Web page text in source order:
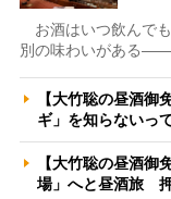
お酒はいつ飲んで
別の味わいがある――
【大竹聡の昼酒御
ギ」を知らない
【大竹聡の昼酒御
場」へと昼酒旅